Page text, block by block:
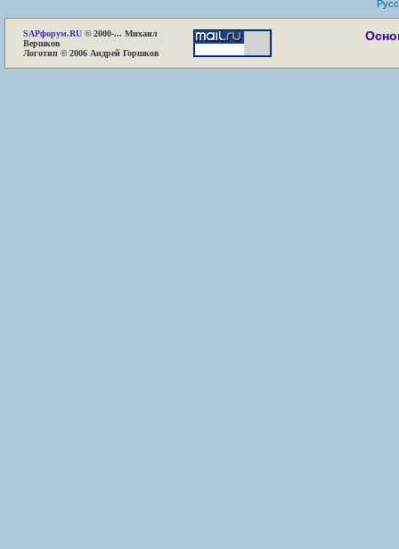
SAPфорум.RU © 2000-... Михаил
Вершков
Логотип © 2006 Андрей Горшков